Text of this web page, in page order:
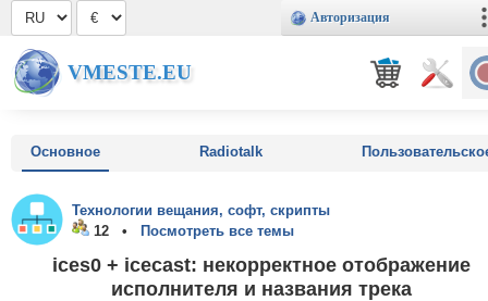
Авторизация
VMESTE.EU
Основное Radiotalk
Технологии вещания, софт, скрипты
12 •
Посмотреть все темы
ices0 + icecast: некорректное отображение
исполнителя и названия трека